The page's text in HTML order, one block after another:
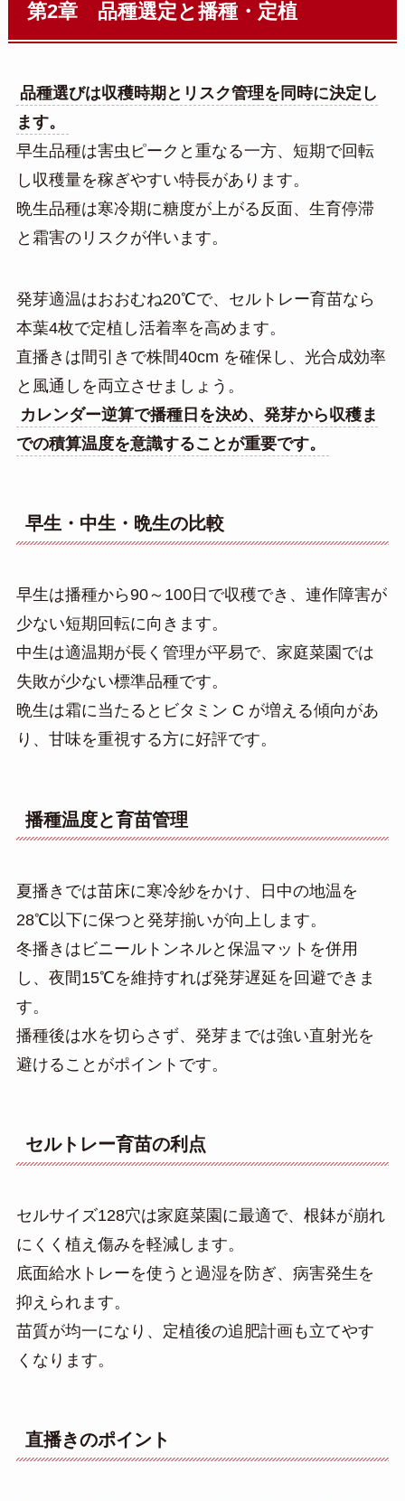
第2章 品種選定と播種・定植
品種選びは収穫時期とリスク管理を同時に決定し
ます。
早生品種は害虫ピークと重なる一方、短期で回転
し収穫量を稼ぎやすい特長があります。
晩生品種は寒冷期に糖度が上がる反面、生育停滞
と霜害のリスクが伴います。
発芽適温はおおむね20℃で、セルトレー育苗なら
本葉4枚で定植し活着率を高めます。
直播きは間引きで株間40cm を確保し、光合成効率
と風通しを両立させましょう。
カレンダー逆算で播種日を決め、発芽から収穫ま
での積算温度を意識することが重要です。
早生・中生・晩生の比較
早生は播種から90～100日で収穫でき、連作障害が
少ない短期回転に向きます。
中生は適温期が長く管理が平易で、家庭菜園では
失敗が少ない標準品種です。
晩生は霜に当たるとビタミン C が増える傾向があ
り、甘味を重視する方に好評です。
播種温度と育苗管理
夏播きでは苗床に寒冷紗をかけ、日中の地温を
28℃以下に保つと発芽揃いが向上します。
冬播きはビニールトンネルと保温マットを併用
し、夜間15℃を維持すれば発芽遅延を回避できま
す。
播種後は水を切らさず、発芽までは強い直射光を
避けることがポイントです。
セルトレー育苗の利点
セルサイズ128穴は家庭菜園に最適で、根鉢が崩れ
にくく植え傷みを軽減します。
底面給水トレーを使うと過湿を防ぎ、病害発生を
抑えられます。
苗質が均一になり、定植後の追肥計画も立てやす
くなります。
直播きのポイント